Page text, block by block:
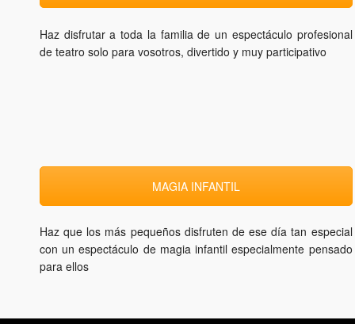
Haz disfrutar a toda la familia de un espectáculo profesional
de teatro solo para vosotros, divertido y muy participativo
MAGIA INFANTIL
Haz que los más pequeños disfruten de ese día tan especial
con un espectáculo de magia infantil especialmente pensado
para ellos